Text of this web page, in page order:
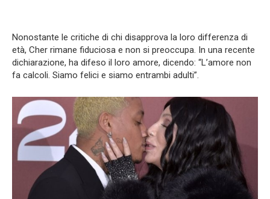
Nonostante le critiche di chi disapprova la loro differenza di
età, Cher rimane fiduciosa e non si preoccupa. In una recente
dichiarazione, ha difeso il loro amore, dicendo: “L’amore non
fa calcoli. Siamo felici e siamo entrambi adulti”.